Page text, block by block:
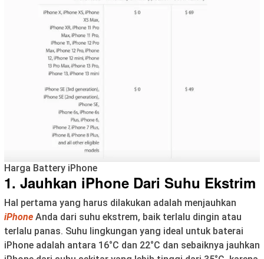
Harga Battery iPhone
1. Jauhkan iPhone Dari Suhu Ekstrim
Hal pertama yang harus dilakukan adalah menjauhkan
iPhone Anda dari suhu ekstrem, baik terlalu dingin atau
terlalu panas. Suhu lingkungan yang ideal untuk baterai
iPhone adalah antara 16°C dan 22°C dan sebaiknya jauhkan